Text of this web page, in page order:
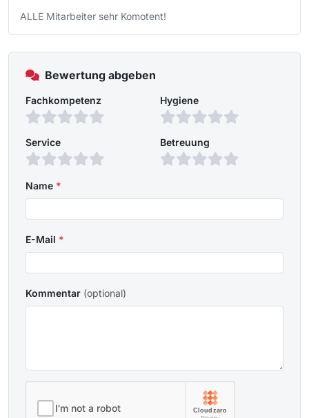
ALLE Mitarbeiter sehr Komotent!
Bewertung abgeben
Fachkompetenz Hygiene
Service Betreuung
Name *
E-Mail *
Kommentar (optional)